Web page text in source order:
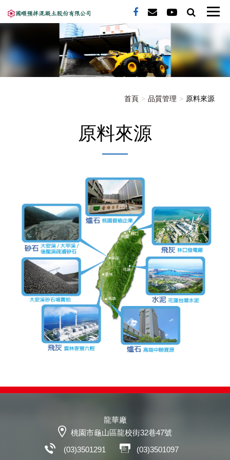
首頁 品質管理 原料來源
原料來源
龍華廠
桃園市龜山區龍校街32巷47號
(03)3501291
(03)3501097